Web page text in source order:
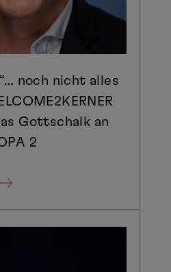
noch nicht alles
Gottschalk an
2